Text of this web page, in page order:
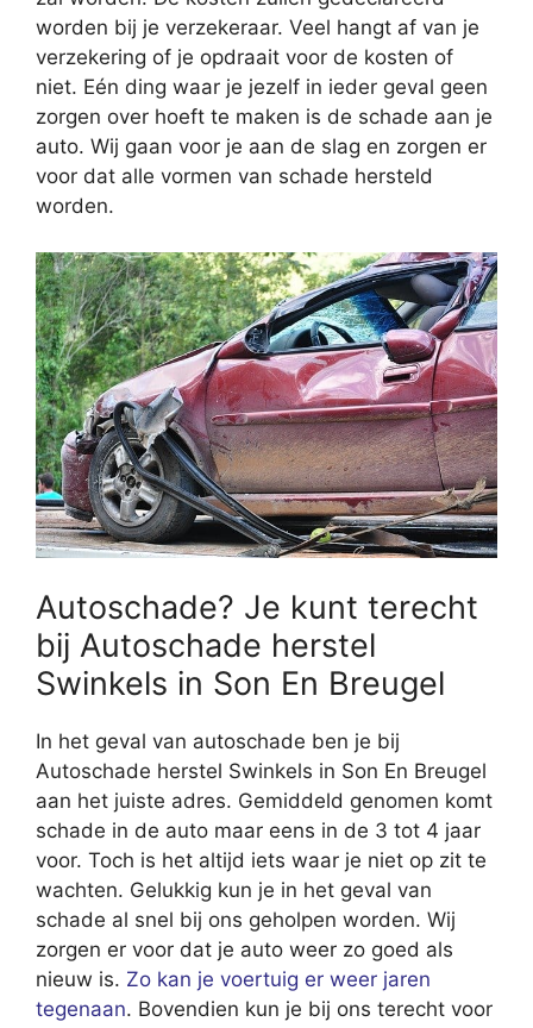
worden bij je verzekeraar. Veel hangt af van je
verzekering of je opdraait voor de kosten of
niet. Eén ding waar je jezelf in ieder geval geen
zorgen over hoeft te maken is de schade aan je
auto. Wij gaan voor je aan de slag en zorgen er
voor dat alle vormen van schade hersteld
worden.
Autoschade? Je kunt terecht
bij Autoschade herstel
Swinkels in Son En Breugel
In het geval van autoschade ben je bij
Autoschade herstel Swinkels in Son En Breugel
aan het juiste adres. Gemiddeld genomen komt
schade in de auto maar eens in de 3 tot 4 jaar
voor. Toch is het altijd iets waar je niet op zit te
wachten. Gelukkig kun je in het geval van
schade al snel bij ons geholpen worden. Wij
zorgen er voor dat je auto weer zo goed als
nieuw is. Zo kan je voertuig er weer jaren
tegenaan. Bovendien kun je bij ons terecht voor